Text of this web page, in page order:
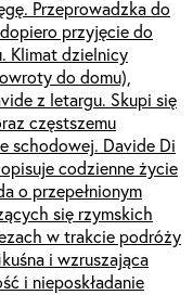
Przeprowadzka do
przyjęcie do
Klimat dzielnicy
do domu),
z letargu. Skupi się
częstszemu
schodowej. Davide Di
codzienne życie
o przepełnionym
się rzymskich
w trakcie podróży
i wzruszająca
i nieposkładanie